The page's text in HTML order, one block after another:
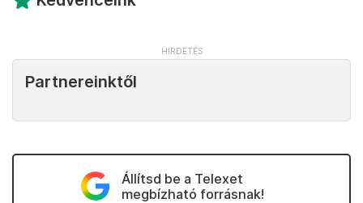
Partnereinktől
Állítsd be a Telexet
megbízható forrásnak!